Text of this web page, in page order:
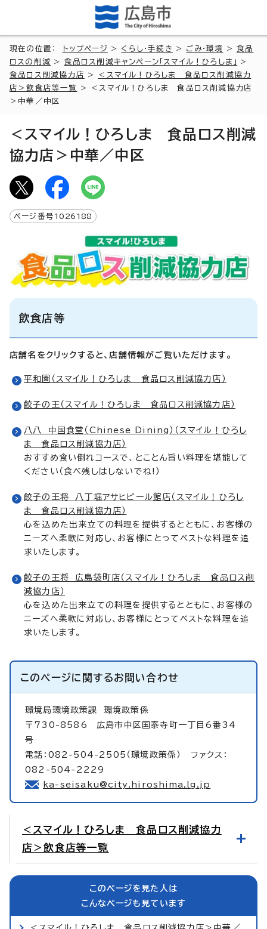
現在の位置： トップページ > くらし・手続き > ごみ・環境 >食品
ロスの削減 > 食品ロス削減キャンペーン「スマイル！ひろしま」
>
食品ロス削減協力店
>
＜スマイル！ひろしま 食品ロス削減協力
店＞飲食店等一覧
> ＜スマイル！ひろしま 食品ロス削減協力店
＞中華／中区
＜スマイル！ひろしま 食品ロス削減
協力店＞中華／中区
ページ番号 1026188
飲食店等
店舗名をクリックすると、店舗情報がご覧いただけます。
平和園（スマイル！ひろしま 食品ロス削減協力店）
餃子の王（スマイル！ひろしま 食品ロス削減協力店）
八八 中国食堂（Chinese Dining）（スマイル！ひろし
ま 食品ロス削減協力店）
おすすめ食い倒れコースで、とことん旨い料理を堪能して
ください（食べ残しはしないでね!）
餃子の王将 八丁堀アサヒビール館店（スマイル！ひろし
ま 食品ロス削減協力店）
心を込めた出来立ての料理を提供するとともに、お客様の
ニーズへ柔軟に対応し、お客様にとってベストな料理を追
求いたします。
餃子の王将 広島袋町店（スマイル！ひろしま 食品ロス削
減協力店）
心を込めた出来立ての料理を提供するとともに、お客様の
ニーズへ柔軟に対応し、お客様にとってベストな料理を追
求いたします。
このページに関するお問い合わせ
環境局環境政策課 環境政策係
〒730-8586 広島市中区国泰寺町一丁目6番34
号
電話：082-504-2505（環境政策係） ファクス：
082-504-2229
ka-seisaku@city.hiroshima.lg.jp
＜スマイル！ひろしま 食品ロス削減協力
店＞飲食店等一覧
このページを見た人は
こんなページも見ています